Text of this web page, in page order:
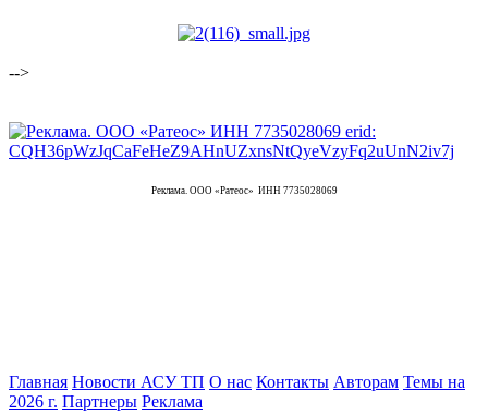
-->
Реклама. ООО «Ратеос» ИНН 7735028069
Главная Новости АСУ ТП О нас Контакты Авторам Темы на
2026 г. Партнеры Реклама